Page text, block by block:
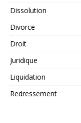
Dissolution
Divorce
Droit
Juridique
Liquidation
Redressement